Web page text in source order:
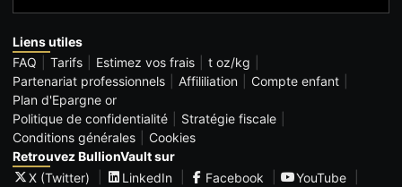
Liens utiles
FAQ
Tarifs Estimez vos frais
t oz/kg
Partenariat professionnels
Affililiation
Compte enfant
Plan d'Epargne or
Politique de confidentialité
Stratégie fiscale
Conditions générales
Cookies
Retrouvez BullionVault sur
X (Twitter)
LinkedIn Facebook
YouTube